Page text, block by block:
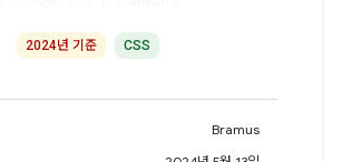
2024년 기준 CSS
Bramus